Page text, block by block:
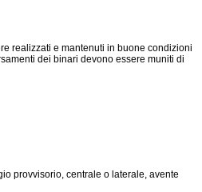
realizzati e mantenuti in buone condizioni
dei binari devono essere muniti di
provvisorio, centrale o laterale, avente